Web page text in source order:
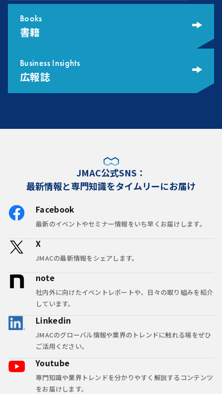
Books
書籍
Business Insights
広報誌
JMAC公式SNS：
最新情報と専門知識をタイムリーにお届け
Facebook
最新のイベントやセミナー情報をいち早くお届けします。
X
JMACの最新情報をシェアします。
note
社内外に向けたイベントレポートや、日々の取り組みを紹介
しています。
Linkedin
JMACのグローバル情報や業界のトレンドに触れる場をぜひ
ご活用ください。
Youtube
専門知識や業界トレンドを分かりやすく解説するコンテンツ
をお届けします。